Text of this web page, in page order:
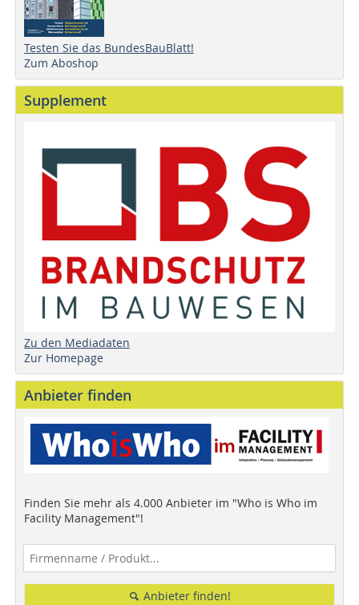
Testen Sie das BundesBauBlatt!
Zum Aboshop
Supplement
Zu den Mediadaten
Zur Homepage
Anbieter finden
Finden Sie mehr als 4.000 Anbieter im "Who is Who im
Facility Management"!
Anbieter finden!